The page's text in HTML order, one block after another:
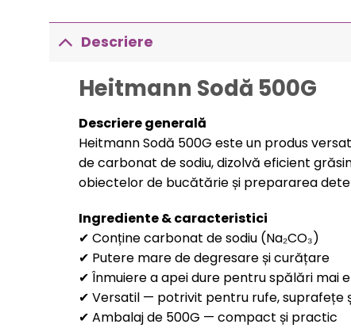
Descriere
Heitmann Sodă 500G
Descriere generală
Heitmann Sodă 500G este un produs
de carbonat de sodiu, dizolvă eficient
obiectelor de bucătărie și prepararea
Ingrediente & caracteristici
✔ Conține carbonat de sodiu (Na₂CO₃)
✔ Putere mare de degresare și curățare
✔ Înmuiere a apei dure pentru spălări mai
✔ Versatil — potrivit pentru rufe, suprafețe
✔ Ambalaj de 500G — compact și practic